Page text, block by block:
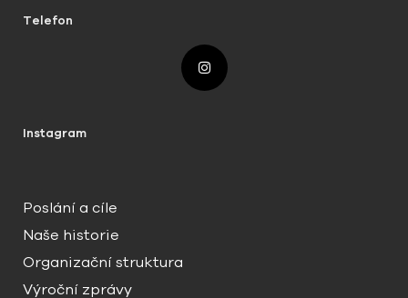
Poslání a cíle
Naše historie
Organizační struktura
Výroční zprávy
Telefon
Instagram